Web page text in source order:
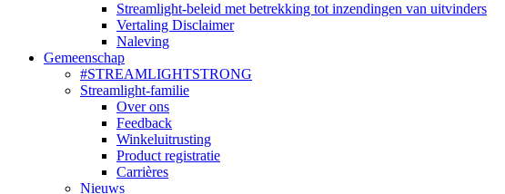
Streamlight-beleid met betrekking tot inzendingen van uitvinders
Vertaling Disclaimer
Naleving
Gemeenschap
#STREAMLIGHTSTRONG
Streamlight-familie
Over ons
Feedback
Winkeluitrusting
Product registratie
Carrières
Nieuws